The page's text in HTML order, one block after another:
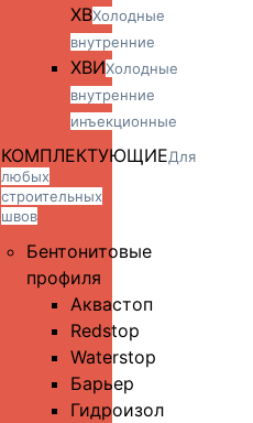
ХВХолодные
внутренние
ХВИХолодные
внутренние
инъекционные
КОМПЛЕКТУЮЩИЕДля
любых
строительных
швов
Бентонитовые
профиля
Аквастоп
Redstop
Waterstop
Барьер
Гидроизол